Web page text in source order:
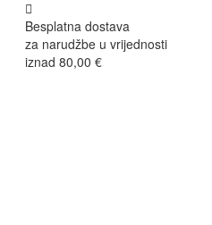
Besplatna dostava
za narudžbe u vrijednosti
iznad 80,00 €